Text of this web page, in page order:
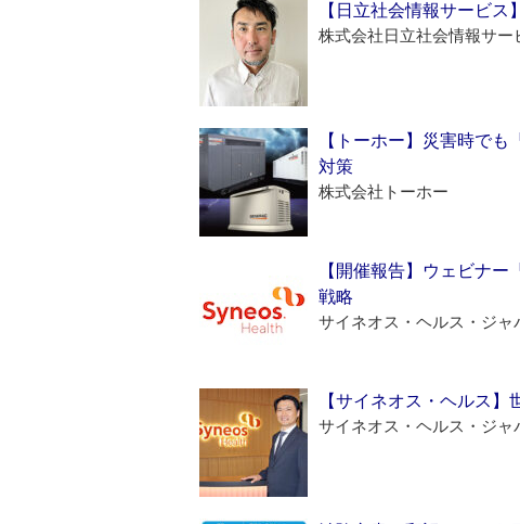
【日立社会情報サービ
株式会社日立社会情報サー
【トーホー】災害時で
対策
株式会社トーホー
【開催報告】ウェビナ
戦略
サイネオス・ヘルス・ジャ
【サイネオス・ヘルス
サイネオス・ヘルス・ジャ